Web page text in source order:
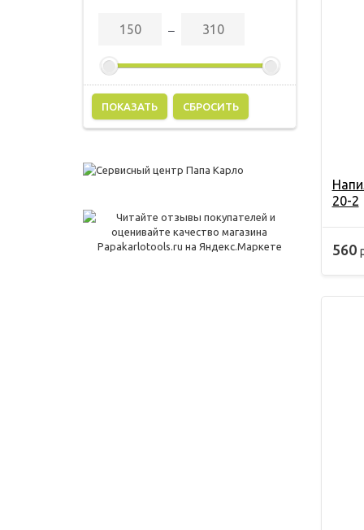
‒
СБРОСИТЬ
20-2
560